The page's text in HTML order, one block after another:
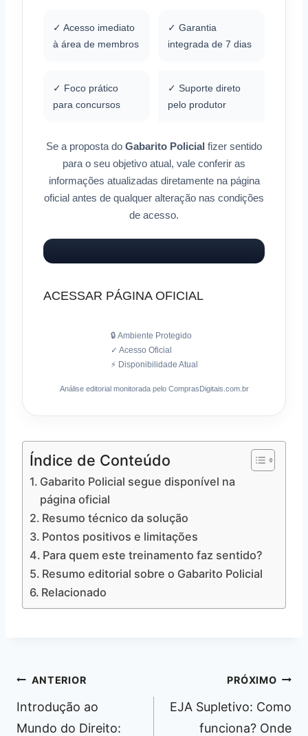
✓ Acesso imediato
à área de membros
✓ Garantia
integrada de 7 dias
✓ Foco prático
para concursos
✓ Suporte direto
pelo produtor
Se a proposta do Gabarito Policial fizer sentido
para o seu objetivo atual, vale conferir as
informações atualizadas diretamente na página
oficial antes de qualquer alteração nas condições
de acesso.
ACESSAR PÁGINA OFICIAL
🔒 Ambiente Protegido
✓ Acesso Oficial
⚡ Disponibilidade Atual
Análise editorial monitorada pelo ComprasDigitais.com.br
Índice de Conteúdo
Gabarito Policial segue disponível na
página oficial
Resumo técnico da solução
Pontos positivos e limitações
Para quem este treinamento faz sentido?
Resumo editorial sobre o Gabarito Policial
Relacionado
Navegação
de
Post
ANTERIOR
Introdução ao
Mundo do Direito:
PRÓXIMO
EJA Supletivo: Como
funciona? Onde